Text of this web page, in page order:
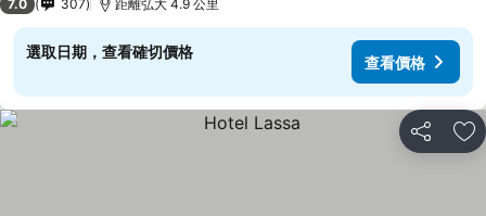
7.0 307 距離弘大 4.9 公里
選取日期，查看確切價格
查看價格
分享 放